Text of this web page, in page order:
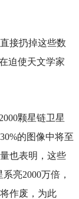
接扔掉这些数
迫使天文学家
颗星链卫星
的图像中将至
也表明，这些
亮2000万倍，
作废，为此